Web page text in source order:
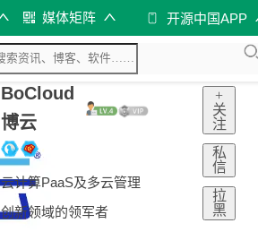
媒体矩阵 开源中国APP
BoCloud
博云
云计算PaaS及多云管理
创新领域的领军者
+
关
注
私
信
拉
黑